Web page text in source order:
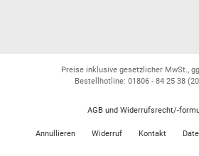
Preise inklusive gesetzlicher MwSt.,
Bestellhotline: 01806 - 84 25 38
AGB und Widerrufsrecht/-
Annullieren Widerruf Kontakt